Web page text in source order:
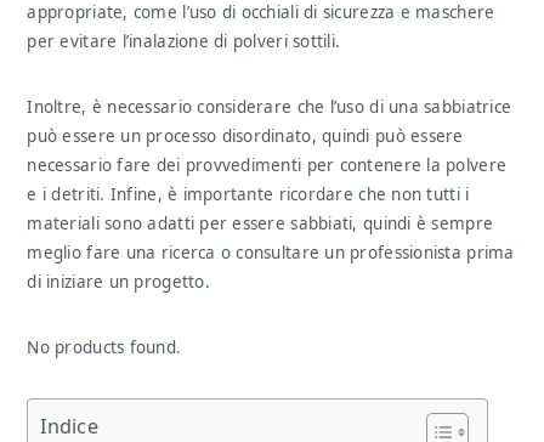
appropriate, come l’uso di occhiali di sicurezza e maschere
per evitare l’inalazione di polveri sottili.
Inoltre, è necessario considerare che l’uso di una sabbiatrice
può essere un processo disordinato, quindi può essere
necessario fare dei provvedimenti per contenere la polvere
e i detriti. Infine, è importante ricordare che non tutti i
materiali sono adatti per essere sabbiati, quindi è sempre
meglio fare una ricerca o consultare un professionista prima
di iniziare un progetto.
No products found.
Indice